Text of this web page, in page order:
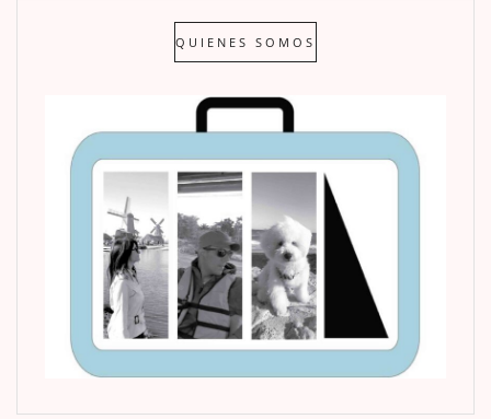
QUIENES SOMOS